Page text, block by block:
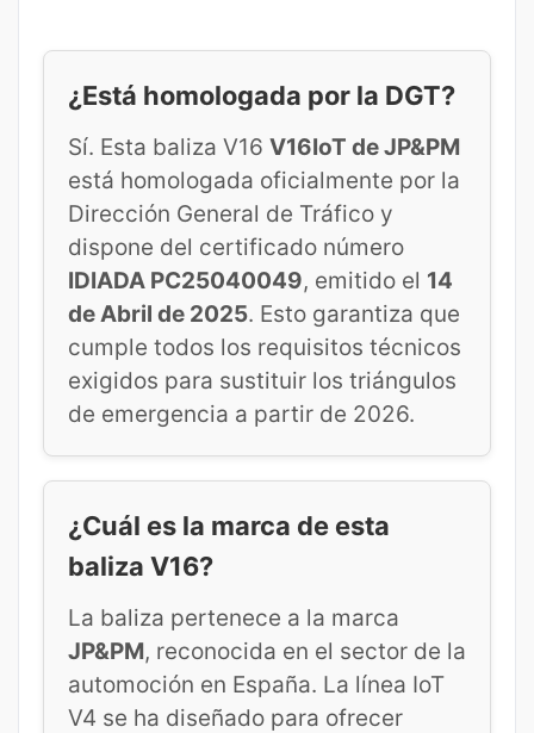
¿Está homologada por la DGT?
Sí. Esta baliza V16 V16IoT de JP&PM
está homologada oficialmente por la
Dirección General de Tráfico y
dispone del certificado número
IDIADA PC25040049, emitido el 14
de Abril de 2025. Esto garantiza que
cumple todos los requisitos técnicos
exigidos para sustituir los triángulos
de emergencia a partir de 2026.
¿Cuál es la marca de esta
baliza V16?
La baliza pertenece a la marca
JP&PM, reconocida en el sector de la
automoción en España. La línea IoT
V4 se ha diseñado para ofrecer